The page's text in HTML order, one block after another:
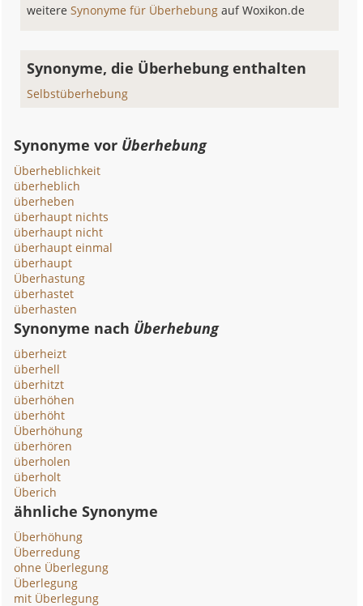
weitereSynonyme für Überhebungauf Woxikon.de
Synonyme, die Überhebung enthalten
Selbstüberhebung
Synonyme vor Überhebung
Überheblichkeit
überheblich
überheben
überhaupt nichts
überhaupt nicht
überhaupt einmal
überhaupt
Überhastung
überhastet
überhasten
Synonyme nach Überhebung
überheizt
überhell
überhitzt
überhöhen
überhöht
Überhöhung
überhören
überholen
überholt
Überich
ähnliche Synonyme
Überhöhung
Überredung
ohne Überlegung
Überlegung
mit Überlegung